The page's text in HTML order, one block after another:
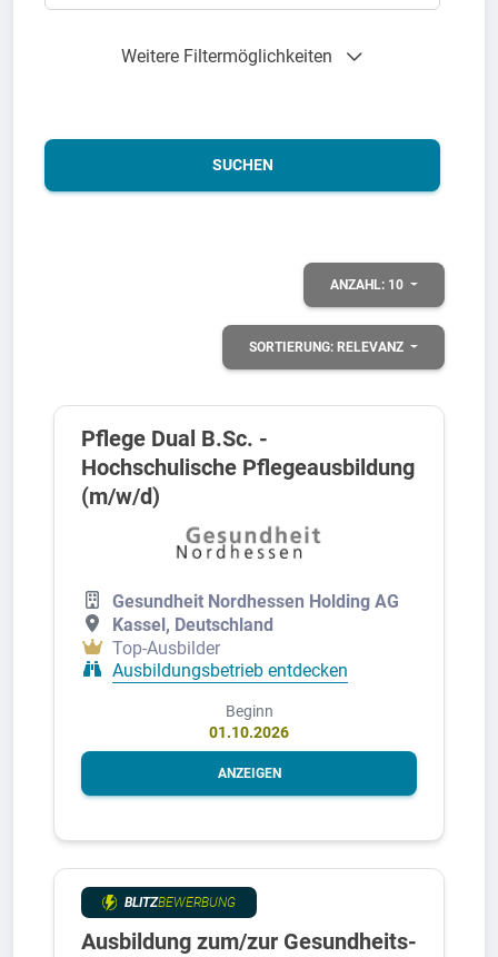
Weitere Filtermöglichkeiten
SUCHEN
ANZAHL: 10
SORTIERUNG: RELEVANZ
Pflege Dual B.Sc. -
Hochschulische Pflegeausbildung
(m/w/d)
Gesundheit Nordhessen Holding AG
Kassel, Deutschland
Top-Ausbilder
Ausbildungsbetrieb entdecken
Beginn
01.10.2026
ANZEIGEN
BLITZBEWERBUNG
Ausbildung zum/zur Gesundheits-